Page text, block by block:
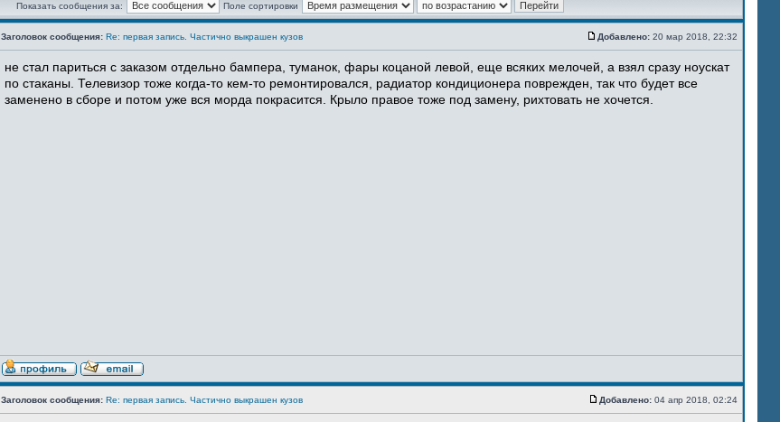
Показать сообщения за: Поле сортировки
Заголовок сообщения: Re: первая запись. Частично выкрашен кузов Добавлено: 20 мар 2018, 22:32
не стал париться с заказом отдельно бампера, туманок, фары коцаной левой, еще всяких мелочей, а взял сразу ноускат
по стаканы. Телевизор тоже когда-то кем-то ремонтировался, радиатор кондиционера поврежден, так что будет все
заменено в сборе и потом уже вся морда покрасится. Крыло правое тоже под замену, рихтовать не хочется.
Заголовок сообщения: Re: первая запись. Частично выкрашен кузов Добавлено: 04 апр 2018, 02:24